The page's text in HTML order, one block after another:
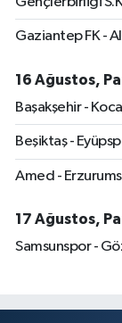
Gaziantep FK -
16 Ağustos,
Başakşehir -
Beşiktaş -
Amed -
17 Ağustos,
Samsunspor -